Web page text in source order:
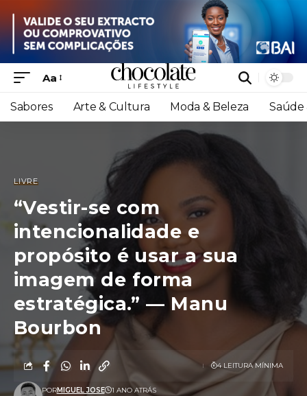
Aa
Sabores Arte & Cultura Moda & Beleza Saúde
LIVRE
“Vestir-se com
intencionalidade e
propósito é usar a sua
imagem de forma
estratégica.” — Manu
Bourbon
PORMIGUEL JOSE 1 ANO ATRÁS
4 LEITURA MÍNIMA